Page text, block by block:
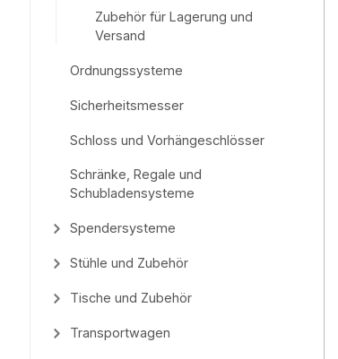
Zubehör für Lagerung und
Versand
Ordnungssysteme
Sicherheitsmesser
Schloss und Vorhängeschlösser
Schränke, Regale und
Schubladensysteme
Spendersysteme
Stühle und Zubehör
Tische und Zubehör
Transportwagen